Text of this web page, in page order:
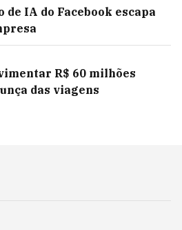
de IA do Facebook escapa
R$ 60 milhões
das viagens